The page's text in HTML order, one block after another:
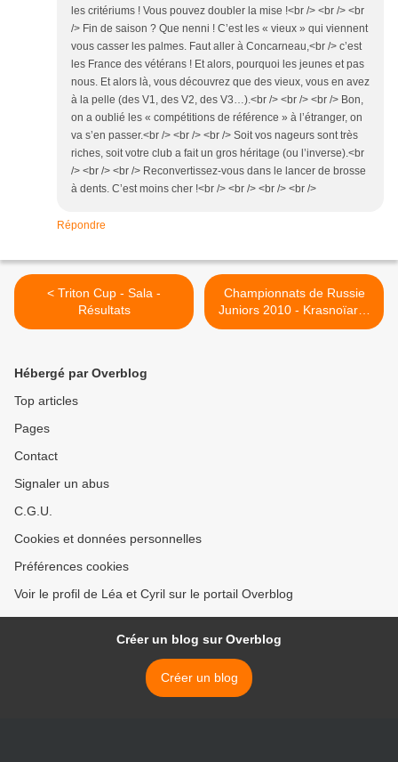
les critériums ! Vous pouvez doubler la mise !<br /> <br /> <br
/> Fin de saison ? Que nenni ! C’est les « vieux » qui viennent
vous casser les palmes. Faut aller à Concarneau,<br /> c’est
les France des vétérans ! Et alors, pourquoi les jeunes et pas
nous. Et alors là, vous découvrez que des vieux, vous en avez
à la pelle (des V1, des V2, des V3…).<br /> <br /> <br /> Bon,
on a oublié les « compétitions de référence » à l’étranger, on
va s’en passer.<br /> <br /> <br /> Soit vos nageurs sont très
riches, soit votre club a fait un gros héritage (ou l’inverse).<br
/> <br /> <br /> Reconvertissez-vous dans le lancer de brosse
à dents. C’est moins cher !<br /> <br /> <br /> <br />
Répondre
< Triton Cup - Sala -
Résultats
Championnats de Russie
Juniors 2010 - Krasnoïarsk
>
Hébergé par Overblog
Top articles
Pages
Contact
Signaler un abus
C.G.U.
Cookies et données personnelles
Préférences cookies
Voir le profil de Léa et Cyril sur le portail Overblog
Créer un blog sur Overblog
Créer un blog